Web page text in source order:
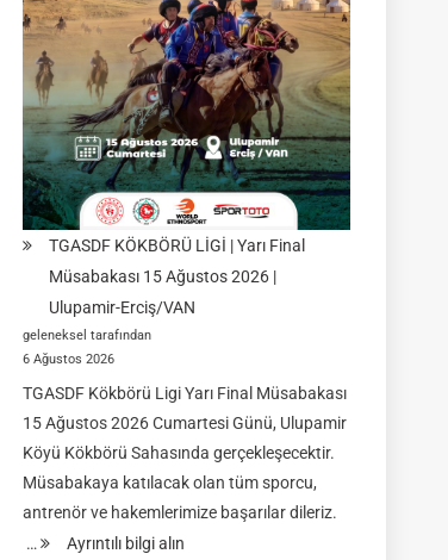
TGASDF KÖKBÖRÜ LİGİ | Yarı Final
Müsabakası 15 Ağustos 2026 |
Ulupamir-Erciş/VAN
geleneksel tarafından
6 Ağustos 2026
TGASDF Kökbörü Ligi Yarı Final Müsabakası
15 Ağustos 2026 Cumartesi Günü, Ulupamir
Köyü Kökbörü Sahasında gerçekleşecektir.
Müsabakaya katılacak olan tüm sporcu,
antrenör ve hakemlerimize başarılar dileriz.
…
Ayrıntılı bilgi alın